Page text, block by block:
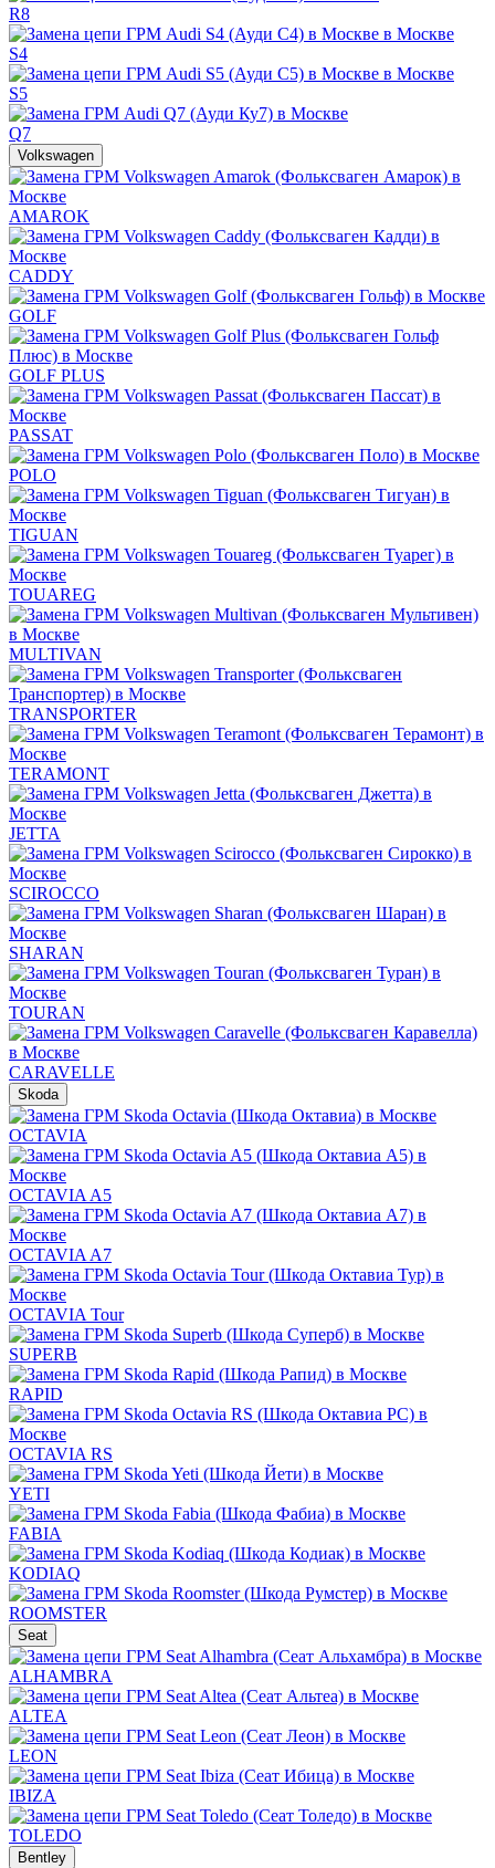
R8
S4
S5
Q7
Volkswagen
AMAROK
CADDY
GOLF
GOLF PLUS
PASSAT
POLO
TIGUAN
TOUAREG
MULTIVAN
TRANSPORTER
TERAMONT
JETTA
SCIROCCO
SHARAN
TOURAN
CARAVELLE
Skoda
OCTAVIA
OCTAVIA A5
OCTAVIA A7
OCTAVIA Tour
SUPERB
RAPID
OCTAVIA RS
YETI
FABIA
KODIAQ
ROOMSTER
Seat
ALHAMBRA
ALTEA
LEON
IBIZA
TOLEDO
Bentley